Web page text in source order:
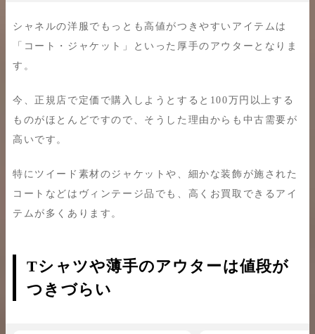
シャネルの洋服でもっとも高値がつきやすいアイテムは
「コート・ジャケット」といった厚手のアウターとなりま
す。
今、正規店で定価で購入しようとすると100万円以上する
ものがほとんどですので、そうした理由からも中古需要が
高いです。
特にツイード素材のジャケットや、細かな装飾が施された
コートなどはヴィンテージ品でも、高くお買取できるアイ
テムが多くあります。
Tシャツや薄手のアウターは値段が
つきづらい